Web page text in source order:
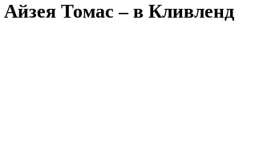
Томас – в Кливленд